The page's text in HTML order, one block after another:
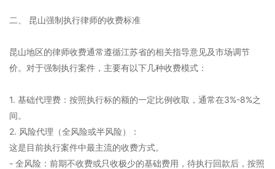
二、 昆山强制执行律师的收费标准
昆山地区的律师收费通常遵循江苏省的相关指导意见及市场调节
价。对于强制执行案件，主要有以下几种收费模式：
1. 基础代理费：按照执行标的额的一定比例收取，通常在3%-8%之
间。
2. 风险代理（全风险或半风险）：
这是目前执行案件中最主流的收费方式。
- 全风险：前期不收费或只收极少的基础费用，待执行回款后，按照